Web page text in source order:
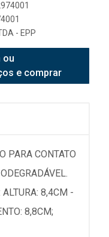
- EPP
ou
e comprar
PARA CONTATO
8,4CM -
8,8CM;